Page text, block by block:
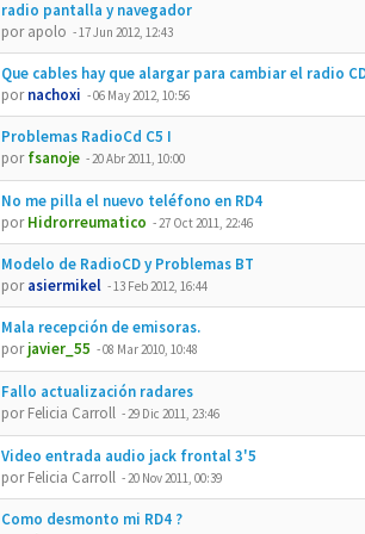
radio pantalla y navegador
porapolo -17 Jun 2012, 12:43
Que cables hay que alargar para cambiar el radio
pornachoxi -06 May 2012, 10:56
Problemas RadioCd C5 I
porfsanoje -20 Abr 2011, 10:00
No me pilla el nuevo teléfono en RD4
porHidrorreumatico -27 Oct 2011, 22:46
Modelo de RadioCD y Problemas BT
porasiermikel -13 Feb 2012, 16:44
Mala recepción de emisoras.
porjavier_55 -08 Mar 2010, 10:48
Fallo actualización radares
porFelicia Carroll -29 Dic 2011, 23:46
Video entrada audio jack frontal 3'5
porFelicia Carroll -20 Nov 2011, 00:39
Como desmonto mi RD4 ?